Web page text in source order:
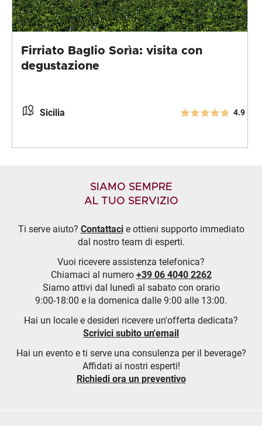
Firriato Baglio Sorìa: visita con
degustazione
Sicilia 4.9
SIAMO SEMPRE
AL TUO SERVIZIO
Ti serve aiuto? Contattacie ottieni supporto immediato
dal nostro team di esperti.
Vuoi ricevere assistenza telefonica?
Chiamaci al numero +39 06 4040 2262
Siamo attivi dal lunedì al sabato con orario
9:00-18:00 e la domenica dalle 9:00 alle 13:00.
Hai un locale e desideri ricevere un'offerta dedicata?
Scrivici subito un'email
Hai un evento e ti serve una consulenza per il beverage?
Affidati ai nostri esperti!
Richiedi ora un preventivo